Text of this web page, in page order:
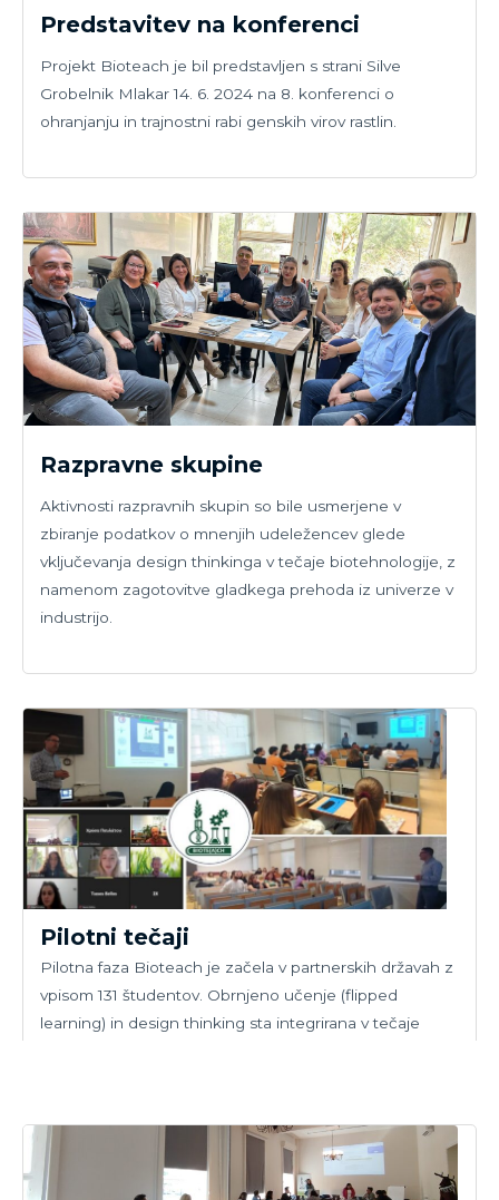
Predstavitev na konferenci
Projekt Bioteach je bil predstavljen s strani Silve
Grobelnik Mlakar 14. 6. 2024 na 8. konferenci o
ohranjanju in trajnostni rabi genskih virov rastlin.
Razpravne skupine
Aktivnosti razpravnih skupin so bile usmerjene v
zbiranje podatkov o mnenjih udeležencev glede
vključevanja design thinkinga v tečaje biotehnologije, z
namenom zagotovitve gladkega prehoda iz univerze v
industrijo.
Pilotni tečaji
Pilotna faza Bioteach je začela v partnerskih državah z
vpisom 131 študentov. Obrnjeno učenje (flipped
learning) in design thinking sta integrirana v tečaje